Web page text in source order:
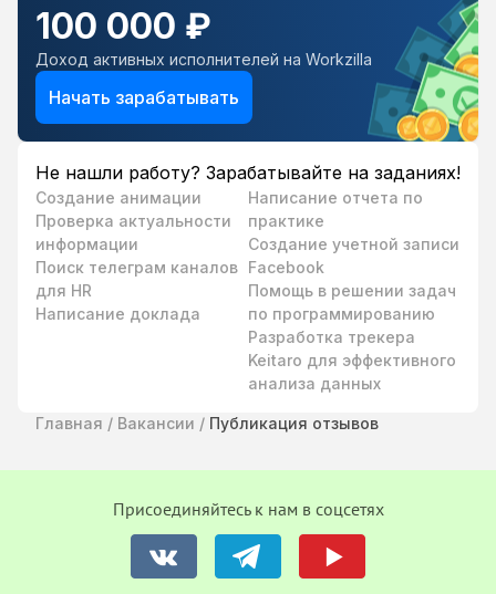
100 000 ₽
Доход активных исполнителей на Workzilla
Начать зарабатывать
Не нашли работу? Зарабатывайте на заданиях!
Создание анимации
Проверка актуальности
информации
Поиск телеграм каналов
для HR
Написание доклада
Написание отчета по
практике
Создание учетной записи
Facebook
Помощь в решении задач
по программированию
Разработка трекера
Keitaro для эффективного
анализа данных
Главная / Вакансии / Публикация отзывов
Присоединяйтесь к нам в соцсетях